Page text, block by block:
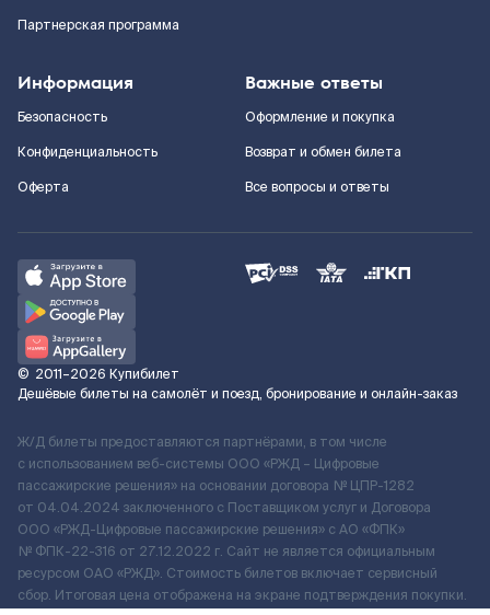
Партнерская программа
Информация
Безопасность
Конфиденциальность
Оферта
Важные ответы
Оформление и покупка
Возврат и обмен билета
Все вопросы и ответы
© 2011–2026 Купибилет
Дешёвые билеты на самолёт и поезд, бронирование и онлайн-заказ
Ж/Д билеты предоставляются партнёрами, в том числе
с использованием веб-системы ООО «РЖД – Цифровые
пассажирские решения» на основании договора № ЦПР-1282
от 04.04.2024 заключенного с Поставщиком услуг и Договора
ООО «РЖД-Цифровые пассажирские решения» c АО «ФПК»
№ ФПК-22-316 от 27.12.2022 г. Сайт не является официальным
ресурсом ОАО «РЖД». Стоимость билетов включает сервисный
сбор. Итоговая цена отображена на экране подтверждения покупки.